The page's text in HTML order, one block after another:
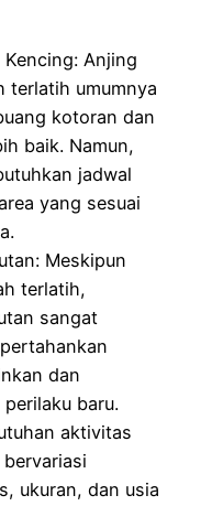
Anjing
terlatih umumnya
kotoran dan
baik. Namun,
jadwal
yang sesuai
Meskipun
terlatih,
sangat
dan
baru.
aktivitas
ukuran, dan usia